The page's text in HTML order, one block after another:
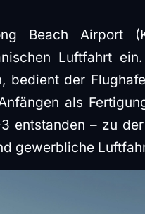
Beach Airport
Luftfahrt
bedient der
als
entstanden – zu
gewerbliche